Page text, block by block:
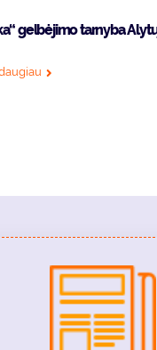
gelbėjimo tarnyba